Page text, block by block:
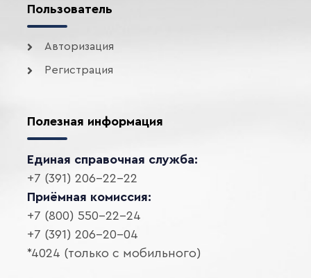
Пользователь
Авторизация
Регистрация
Полезная информация
Единая справочная служба:
+7 (391) 206-22-22
Приёмная комиссия:
+7 (800) 550-22-24
+7 (391) 206-20-04
*4024 (только с мобильного)